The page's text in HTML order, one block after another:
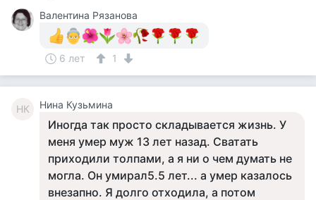
Валентина Рязанова
6 лет 1
НК Нина Кузьмина
Иногда так просто складывается жизнь. У
меня умер муж 13 лет назад. Сватать
приходили толпами, а я ни о чем думать не
могла. Он умирал5.5 лет... а умер казалось
внезапно. Я долго отходила, а потом